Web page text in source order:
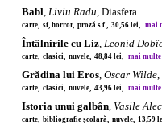
Babl, Liviu Radu, Diasfera
carte, sf, horror, proză s.f., 30,56 lei, mai
Întâlnirile cu Liz, Leonid
carte, clasici, nuvele, 48,84 lei, mai multe
Grădina lui Eros, Oscar Wilde,
carte, clasici, nuvele, 43,96 lei, mai multe
Istoria unui galbân, Vasile
carte, bibliografie școlară, nuvele, 13,59